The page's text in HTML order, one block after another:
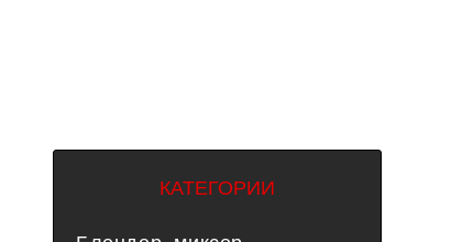
КАТЕГОРИИ